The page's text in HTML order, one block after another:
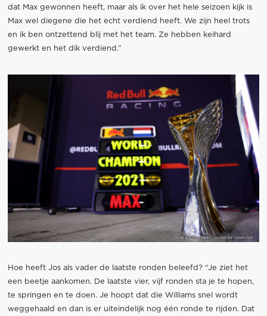
dat Max gewonnen heeft, maar als ik over het hele seizoen kijk is
Max wel diegene die het echt verdiend heeft. We zijn heel trots
en ik ben ontzettend blij met het team. Ze hebben keihard
gewerkt en het dik verdiend.”
Hoe heeft Jos als vader de laatste ronden beleefd? “Je ziet het
een beetje aankomen. De laatste vier, vijf ronden sta je te hopen,
te springen en te doen. Je hoopt dat die Williams snel wordt
weggehaald en dan is er uiteindelijk nog één ronde te rijden. Dat